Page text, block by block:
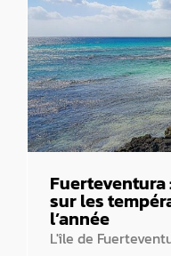
Fuerteventura
sur les
l’année
L'île de